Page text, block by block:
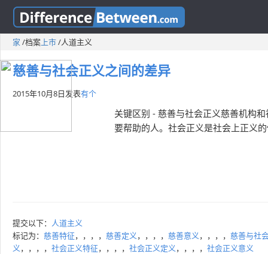
家 /档案 上市/人道主义
慈善与社会正义之间的差异
2015年10月8日发表有个
关键区别 - 慈善与社会正义慈善机构
要帮助的人。社会正义是社会上正义
提交以下： 人道主义
标记为： 慈善特征，，，， 慈善定义，，，， 慈善意义，，，， 慈善与社
义，，，， 社会正义特征，，，， 社会正义定义，，，， 社会正义意义